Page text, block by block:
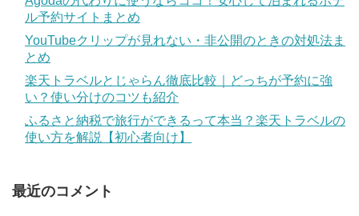
ル予約サイトまとめ
YouTubeクリップが見れない・非公開のときの対処法ま
とめ
楽天トラベルとじゃらん徹底比較｜どっちが予約に強
い？使い分けのコツも紹介
ふるさと納税で旅行ができるって本当？楽天トラベルの
使い方を解説【初心者向け】
最近のコメント